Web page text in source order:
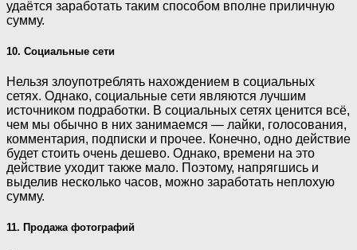
удаётся заработать таким способом вполне приличную
сумму.
10. Социальные сети
Нельзя злоупотреблять нахождением в социальных
сетях. Однако, социальные сети являются лучшим
источником подработки. В социальных сетях ценится всё,
чем мы обычно в них занимаемся — лайки, голосования,
комментария, подписки и прочее. Конечно, одно действие
будет стоить очень дешево. Однако, времени на это
действие уходит также мало. Поэтому, напрягшись и
выделив несколько часов, можно заработать неплохую
сумму.
11. Продажа фотографий